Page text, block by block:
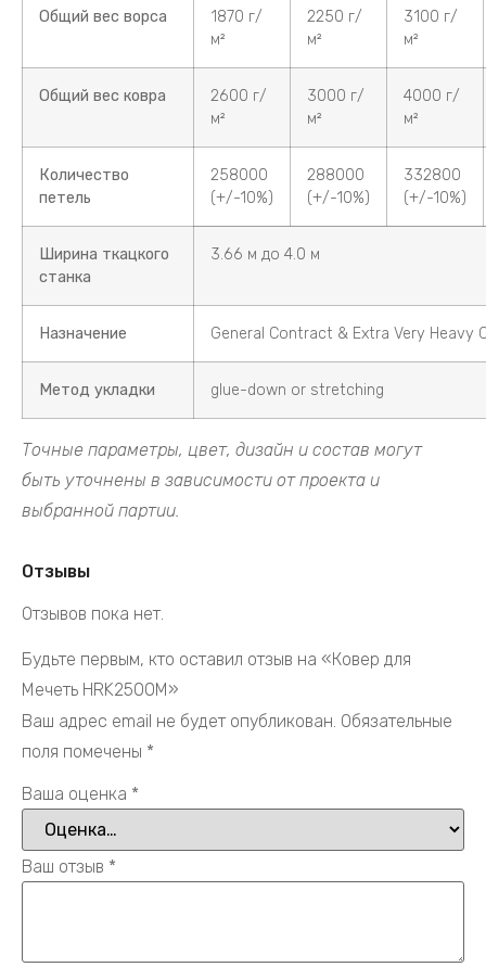
Общий вес ворса
1870 г/
м²
2250 г/
м²
3100 г/
м²
Общий вес ковра
2600 г/
м²
3000 г/
м²
4000 г/
м²
Количество
петель
258000
(+/-10%)
288000
(+/-10%)
332800
(+/-10%)
Ширина ткацкого
станка
3.66 м до 4.0 м
Назначение General Contract & Extra Very Heavy
Метод укладки glue-down or stretching
Точные параметры, цвет, дизайн и состав могут
быть уточнены в зависимости от проекта и
выбранной партии.
Отзывы
Отзывов пока нет.
Будьте первым, кто оставил отзыв на «Ковер для
Мечеть HRK2500M»
Ваш адрес email не будет опубликован. Обязательные
поля помечены *
Ваша оценка *
Ваш отзыв *